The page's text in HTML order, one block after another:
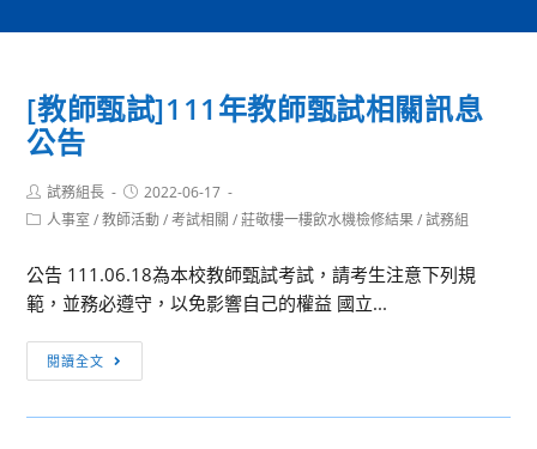
[教師甄試]111年教師甄試相關訊息
公告
Post
author:
試務組長
Post
published:
2022-06-17
Post人事室 / 教師活動 / 考試相關 / 莊敬樓一樓飲水機檢修結果 / 試務組
公告 111.06.18為本校教師甄試考試，請考生注意下列規
範，並務必遵守，以免影響自己的權益 國立...
閱讀全文
師
甄